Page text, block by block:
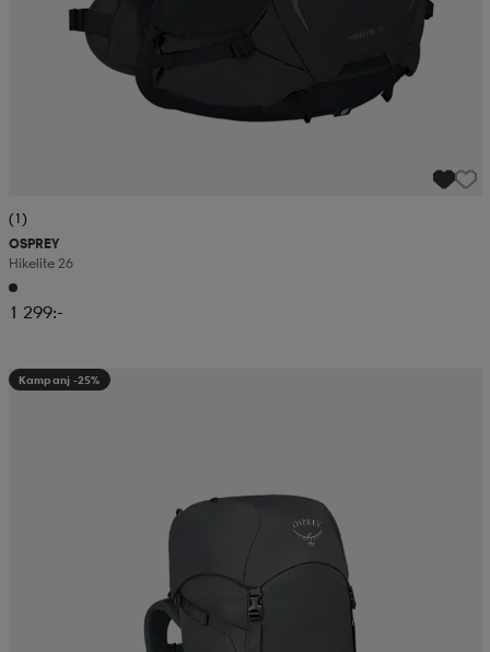
(1)
OSPREY
Hikelite 26
1 299:-
Kampanj -25%